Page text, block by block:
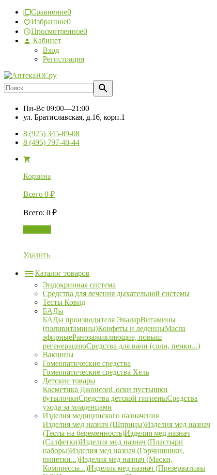
Сравнение0
Избранное0
Просмотренное0
Кабинет
Вход
Регистрация
Пн-Вс 09:00—21:00
ул. Братиславская, д.16, корп.1
8 (925) 345-89-08
8 (495) 797-40-44
Корзина
Всего 0 ₽
Всего: 0 ₽
Удалить
Каталог товаров
Эндокринная система
Средства для лечения дыхательной системы
Тесты Ковид
БАДы
БАДы производителя ЭваларВитамины
(поливитамины)Конфеты и леденцыМасла
эфирныеРанозаживляющие, повыш
регенерациюСредства для ванн (соли, пенки...)
Вакцины
Гомеопатические средства
Гомеопатические средства Хель
Детские товары
Косметика ДжонсонСоски пустышки
бутылочкиСредства детской гигиеныСредства
ухода за младенцами
Изделия медицинского назначения
Изделия мед назнач (Шприцы)Изделия мед назнач
(Тесты на беременность)Изделия мед назнач
(Салфетки)Изделия мед назнач (Пластыри
наборы)Изделия мед назнач (Горчишники,
пипетки...)Изделия мед назнач (Маски,
Компрессы...)Изделия мед назнач (Презервативы